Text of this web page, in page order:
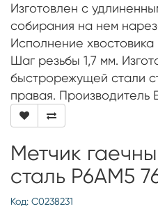
Изготовлен с
собирания на нем
Исполнение
Шаг резьбы 1,7 мм.
быстрорежущей стали
правая. Производитель
Метчик
сталь Р6АМ5
Код: С0238231